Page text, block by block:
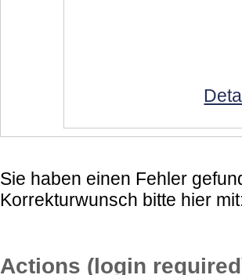
Sie haben einen Fehler
Korrekturwunsch bitte hier
Actions (login